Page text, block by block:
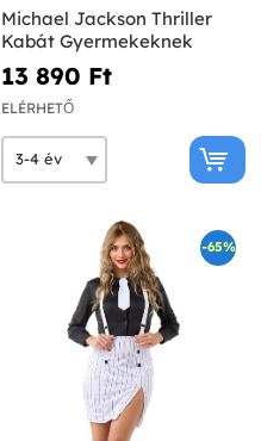
Michael Jackson Thriller
Kabát Gyermekeknek
13 890 Ft‎
ELÉRHETŐ
-65%